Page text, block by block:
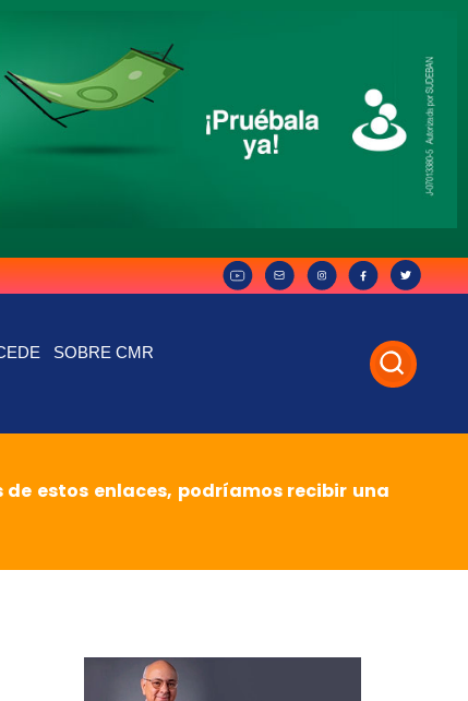
SOBRE CMR
estos enlaces, podríamos recibir una